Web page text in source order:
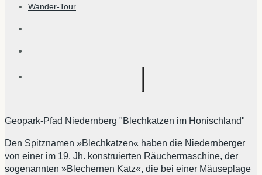
Wander-Tour
Geopark-Pfad Niedernberg "Blechkatzen im Honischland"
Den Spitznamen »Blechkatzen« haben die Niedernberger
von einer im 19. Jh. konstruierten Räuchermaschine, der
sogenannten »Blechernen Katz«, die bei einer Mäuseplage